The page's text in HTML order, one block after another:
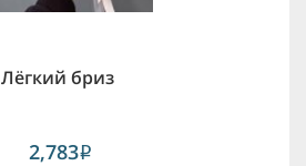
Лёгкий бриз
2,783i